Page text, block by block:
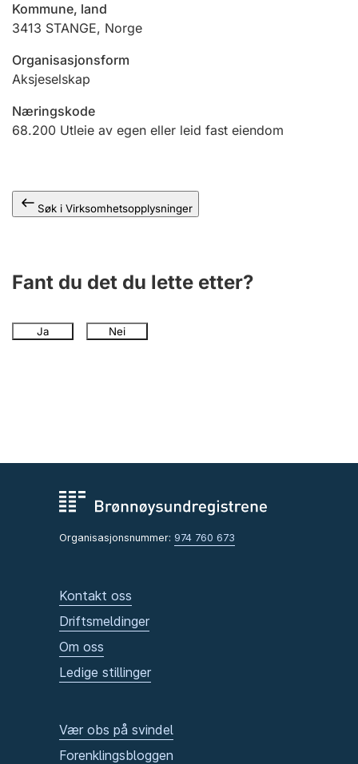
Andre tema
Kommune, land
3413 STANGE, Norge
Organisasjonsform
Aksjeselskap
Næringskode
68.200 Utleie av egen eller leid fast eiendom
Søk i Virksomhetsopplysninger
Fant du det du lette etter?
Ja Nei
Organisasjonsnummer: 974 760 673
Kontakt oss
Driftsmeldinger
Om oss
Ledige stillinger
Vær obs på svindel
Forenklingsbloggen